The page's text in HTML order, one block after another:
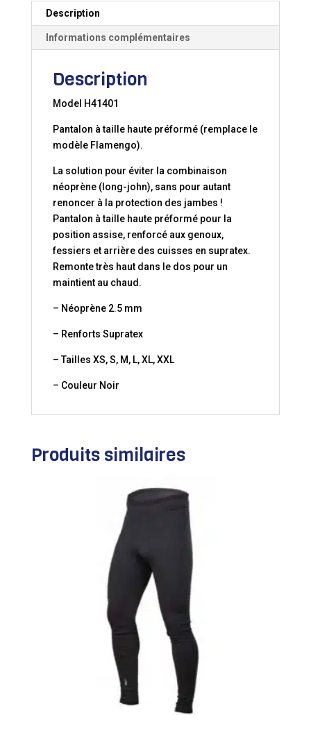
Description
Informations complémentaires
Description
Model H41401
Pantalon à taille haute préformé (remplace le
modèle Flamengo).
La solution pour éviter la combinaison
néoprène (long-john), sans pour autant
renoncer à la protection des jambes !
Pantalon à taille haute préformé pour la
position assise, renforcé aux genoux,
fessiers et arrière des cuisses en supratex.
Remonte très haut dans le dos pour un
maintient au chaud.
– Néoprène 2.5 mm
– Renforts Supratex
– Tailles XS, S, M, L, XL, XXL
– Couleur Noir
Produits similaires